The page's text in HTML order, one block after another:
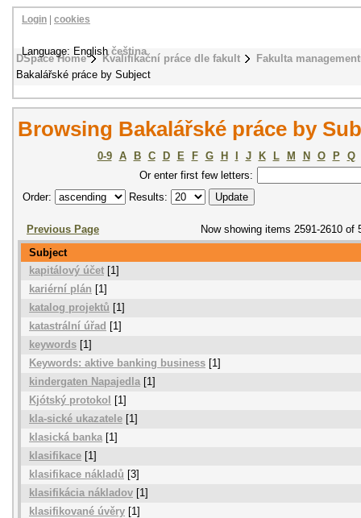
DSpace Home Kvalifikační práce dle fakult
Fakulta
Bakalářské práce by Subject
Login cookies
Language: Englishčeština
Browsing Bakalářské práce by
0-9 A B C D E F G H J K L M N O P
Q
Or enter first few letters:
Order:
Results:
Previous Page
Now showing items 2591-2610 of
Subject
kapitálový účet [1]
kariérní plán [1]
katalog projektů [1]
katastrální úřad [1]
keywords [1]
Keywords: aktive banking business [1]
kindergaten Napajedla [1]
Kjótský protokol
[1]
kla-sické ukazatele [1]
klasická banka[1]
klasifikace [1]
klasifikace nákladů [3]
klasifikácia nákladov [1]
klasifikované úvěry [1]